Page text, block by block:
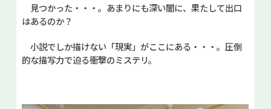
見つかった・・・。あまりにも深い闇に、果たして出口
はあるのか？
小説でしか描けない「現実」がここにある・・・。圧倒
的な描写力で迫る衝撃のミステリ。